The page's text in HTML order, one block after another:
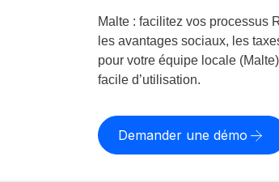
Malte : facilitez vos processus
les avantages sociaux, les
pour votre équipe locale
facile d’utilisation.
Demander une démo